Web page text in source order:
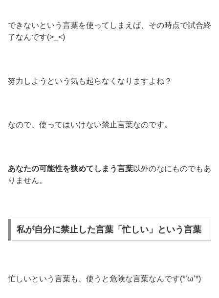
できないという言葉を使ってしまえば、その時点で試合終
了なんです(>_<)
努力しようという気も起らなくなりますよね？
なので、使ってはいけない禁止言葉なのです。
あなたの可能性を狭めてしまう言葉以外のなにものでもあ
りません。
私が自分に禁止した言葉「忙しい」という言葉
忙しいという言葉も、使うと危険な言葉なんです(*’ω’*)